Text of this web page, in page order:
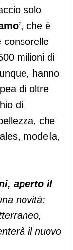
solo
’, che è
consorelle
milioni di
hanno
di oltre
di
che
modella,
aperto il
novità:
il nuovo